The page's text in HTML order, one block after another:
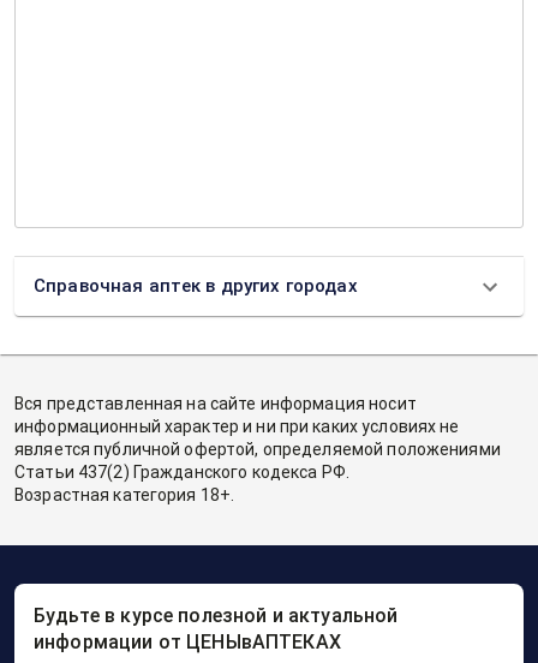
Справочная аптек в других городах
Вся представленная на сайте информация носит
информационный характер и ни при каких условиях не
является публичной офертой, определяемой положениями
Статьи 437(2) Гражданского кодекса РФ.
Возрастная категория 18+.
Будьте в курсе полезной и актуальной
информации от ЦЕНЫвАПТЕКАХ